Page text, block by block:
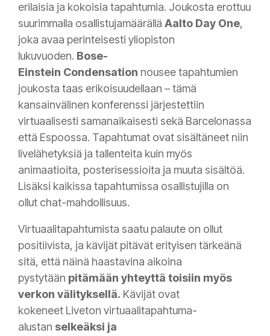
erilaisia ja kokoisia tapahtumia. Joukosta erottuu
suurimmalla osallistujamäärällä Aalto Day One,
joka avaa perinteisesti yliopiston
lukuvuoden. Bose-
Einstein Condensation nousee tapahtumien
joukosta taas erikoisuudellaan – tämä
kansainvälinen konferenssi järjestettiin
virtuaalisesti samanaikaisesti sekä Barcelonassa
että Espoossa. Tapahtumat ovat sisältäneet niin
livelähetyksiä ja tallenteita kuin myös
animaatioita, posterisessioita ja muuta sisältöä.
Lisäksi kaikissa tapahtumissa osallistujilla on
ollut chat-mahdollisuus.
Virtuaalitapahtumista saatu palaute on ollut
positiivista, ja kävijät pitävät erityisen tärkeänä
sitä, että näinä haastavina aikoina
pystytään pitämään yhteyttä toisiin myös
verkon välityksellä. Kävijät ovat
kokeneet Liveton virtuaalitapahtuma-
alustan selkeäksi ja